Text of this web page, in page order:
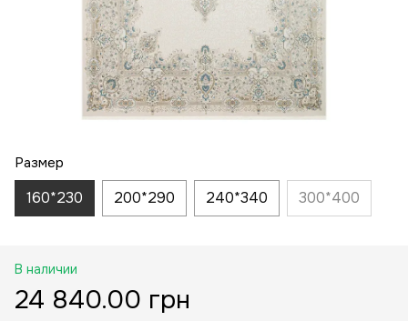
Размер
160*230 200*290 240*340 300*400
В наличии
24 840.00 грн